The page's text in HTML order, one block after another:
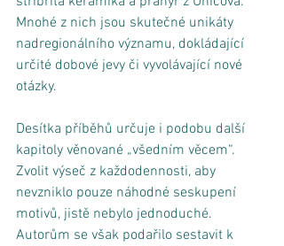
Mnohé z nich jsou skutečné unikáty
nadregionálního významu, dokládající
určité dobové jevy či vyvolávající nové
otázky.
Desítka příběhů určuje i podobu další
kapitoly věnované „všedním věcem“.
Zvolit výseč z každodennosti, aby
nevzniklo pouze náhodné seskupení
motivů, jistě nebylo jednoduché.
Autorům se však podařilo sestavit k